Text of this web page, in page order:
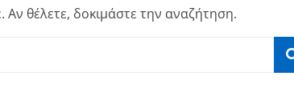
θέλετε, δοκιμάστε την αναζήτηση.